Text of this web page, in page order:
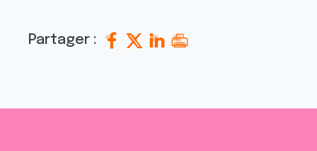
Partager :